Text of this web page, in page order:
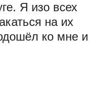
Я изо всех
на их
ко мне и